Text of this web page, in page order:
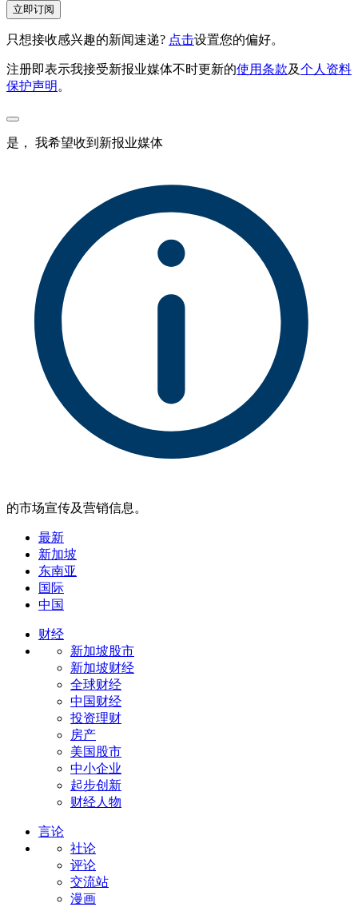
立即订阅
只想接收感兴趣的新闻速递? 点击设置您的偏好。
注册即表示我接受新报业媒体不时更新的使用条款及个人资料
保护声明 。
是， 我希望收到新报业媒体
的市场宣传及营销信息。
最新
新加坡
东南亚
国际
中国
财经
新加坡股市
新加坡财经
全球财经
中国财经
投资理财
房产
美国股市
中小企业
起步创新
财经人物
言论
社论
评论
交流站
漫画